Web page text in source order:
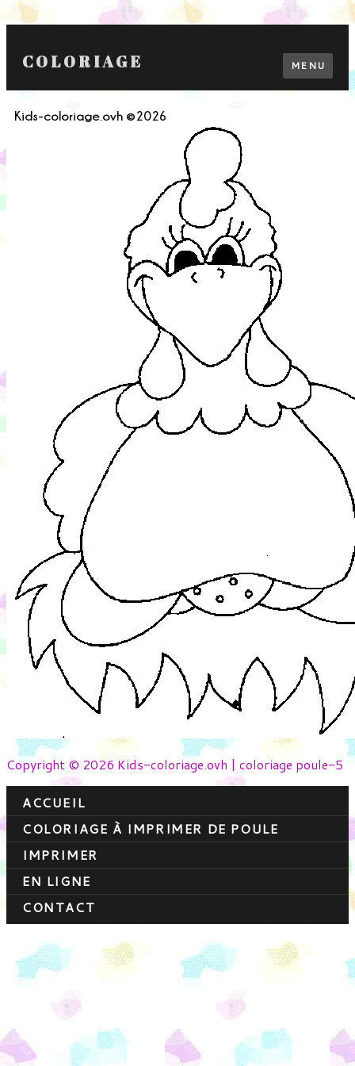
COLORIAGE MENU
Copyright © 2026 Kids-coloriage.ovh | coloriage poule-5
ACCUEIL
COLORIAGE À IMPRIMER DE POULE
IMPRIMER
EN LIGNE
CONTACT